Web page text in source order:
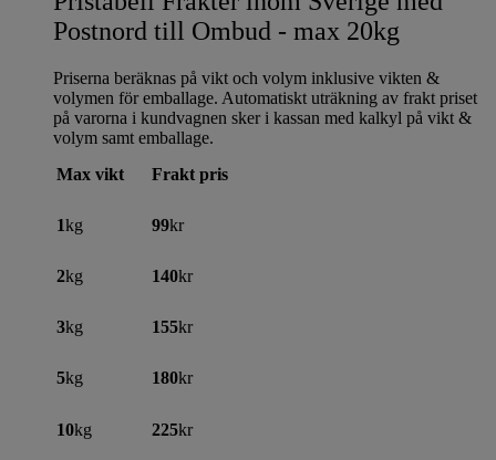
Postnord till Ombud - max 20kg
Priserna beräknas på vikt och volym inklusive vikten &
volymen för emballage. Automatiskt uträkning av frakt priset
på varorna i kundvagnen sker i kassan med kalkyl på vikt &
volym samt emballage.
Max vikt
Frakt pris
1kg 99kr
2kg 140kr
3kg 155kr
5kg 180kr
10kg 225kr